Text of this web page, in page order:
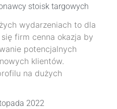
stoisk targowych
wydarzeniach to dla
firm cenna okazja by
potencjalnych
klientów.
na dużych
2022